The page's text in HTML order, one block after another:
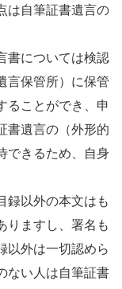
は自筆証書遺言の
書については検認
言保管所）に保管
ることができ、申
書遺言の（外形的
できるため、自身
録以外の本文はも
りますし、署名も
以外は一切認めら
ない人は自筆証書